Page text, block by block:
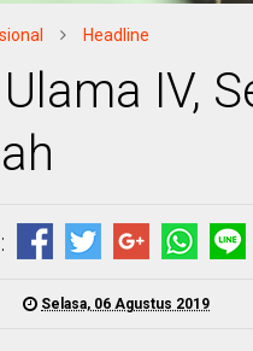
Headline
IV,
Selasa, 06 Agustus 2019